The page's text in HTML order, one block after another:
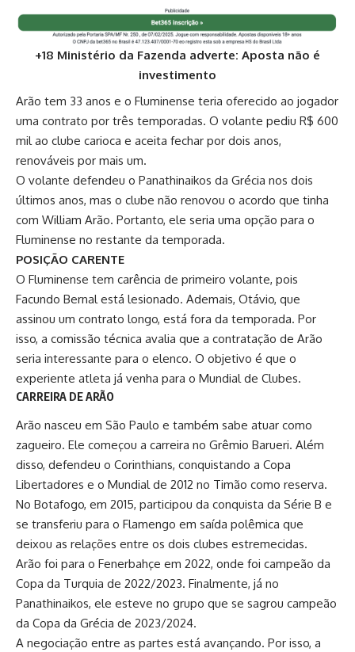
+18 Ministério da Fazenda adverte: Aposta não é
investimento
Arão tem 33 anos e o Fluminense teria oferecido ao jogador
uma contrato por três temporadas. O volante pediu R$ 600
mil ao clube carioca e aceita fechar por dois anos,
renováveis por mais um.
O volante defendeu o Panathinaikos da Grécia nos dois
últimos anos, mas o clube não renovou o acordo que tinha
com William Arão. Portanto, ele seria uma opção para o
Fluminense no restante da temporada.
POSIÇÃO CARENTE
O Fluminense tem carência de primeiro volante, pois
Facundo Bernal está lesionado. Ademais, Otávio, que
assinou um contrato longo, está fora da temporada. Por
isso, a comissão técnica avalia que a contratação de Arão
seria interessante para o elenco. O objetivo é que o
experiente atleta já venha para o Mundial de Clubes.
CARREIRA DE ARÃO
Arão nasceu em São Paulo e também sabe atuar como
zagueiro. Ele começou a carreira no Grêmio Barueri. Além
disso, defendeu o Corinthians, conquistando a Copa
Libertadores e o Mundial de 2012 no Timão como reserva.
No Botafogo, em 2015, participou da conquista da Série B e
se transferiu para o Flamengo em saída polêmica que
deixou as relações entre os dois clubes estremecidas.
Arão foi para o Fenerbahçe em 2022, onde foi campeão da
Copa da Turquia de 2022/2023. Finalmente, já no
Panathinaikos, ele esteve no grupo que se sagrou campeão
da Copa da Grécia de 2023/2024.
A negociação entre as partes está avançando. Por isso, a